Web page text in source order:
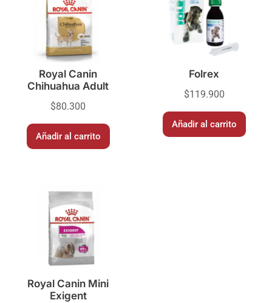
Royal Canin
Chihuahua Adult
$80.300
Añadir al carrito
Folrex
$119.900
Añadir al carrito
Royal Canin Mini
Exigent